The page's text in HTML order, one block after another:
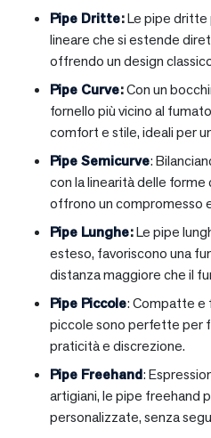
Pipe Dritte:Le pipe dritte
lineare che si estende
offrendo un design
Pipe Curve:Con un
fornello più vicino al
comfort e stile, ideali per
Pipe Semicurve:
con la linearità delle
offrono un compromesso
Pipe Lunghe:Le pipe
esteso, favoriscono una
distanza maggiore che il
Pipe Piccole: Compatte e
piccole sono perfette per
praticità e discrezione.
Pipe Freehand:
artigiani, le pipe freehand
personalizzate, senza